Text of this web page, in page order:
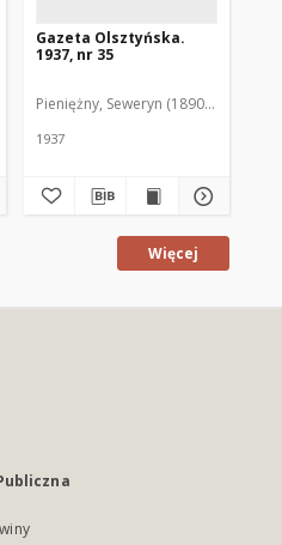
Red.
Gazeta Olsztyńska.
1937, nr 35
Pieniężny, Seweryn (1890-1940). Red.
1937
Więcej